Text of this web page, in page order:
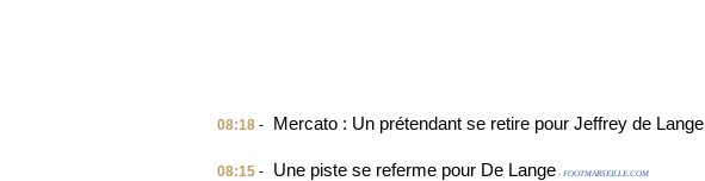
08:18 - Mercato : Un prétendant se retire pour Jeffrey de Lange
08:15 - Une piste se referme pour De Lange - FOOTMARSEILLE.COM